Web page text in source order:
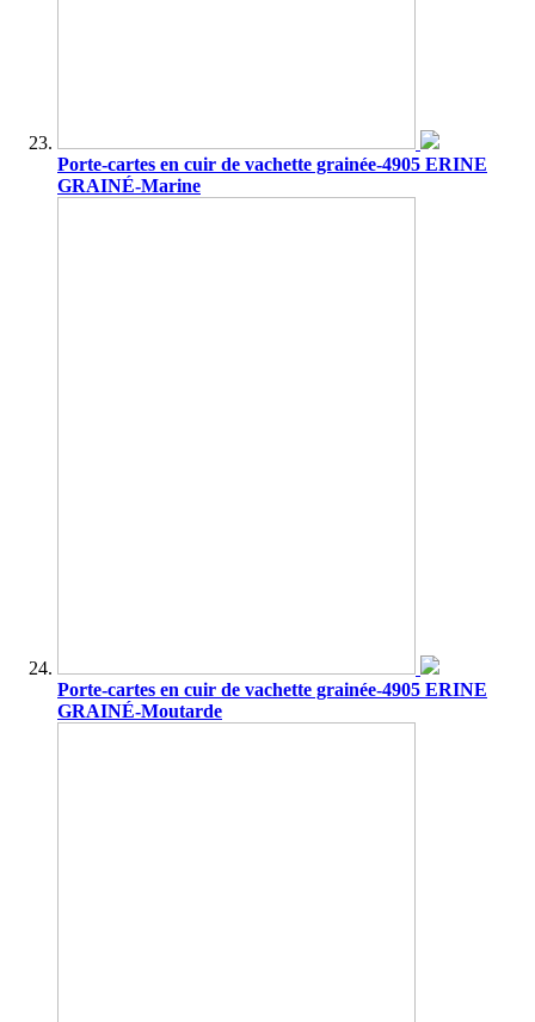
Porte-cartes en cuir de vachette grainée-4905 ERINE
GRAINÉ-Marine
Porte-cartes en cuir de vachette grainée-4905 ERINE
GRAINÉ-Moutarde